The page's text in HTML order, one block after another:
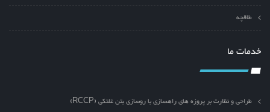
طاقچه
خدمات ما
طراحی و نظارت بر پروزه های راهسازی با روسازی بتن غلتکی (RCCP)